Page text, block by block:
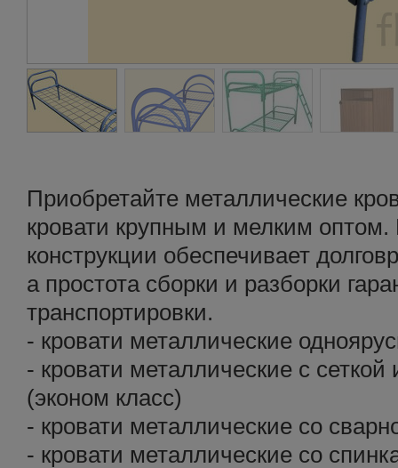
Приобретайте металлические
кровати крупным и мелким оптом.
конструкции обеспечивает
а простота сборки и разборки
транспортировки.
- кровати металлические
- кровати металлические с
(эконом класс)
- кровати металлические со
- кровати металлические со